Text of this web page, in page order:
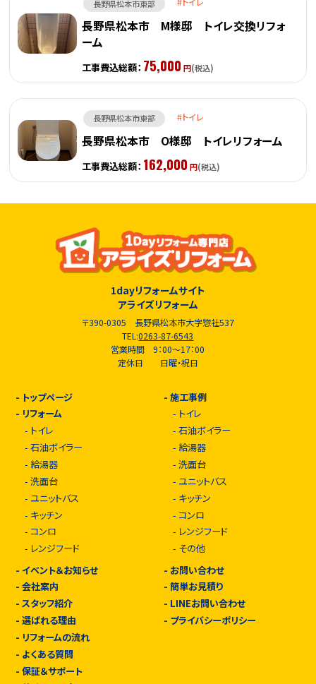
長野県松本市東部
長野県松本市 M様邸 トイレ交換リフォ
ーム
工事費込総額： 75,000 円(税込)
長野県松本市東部 トイレ
長野県松本市 O様邸 トイレリフォーム
工事費込総額： 162,000 円(税込)
1dayリフォームサイト
アライズリフォーム
〒390-0305 長野県松本市大字惣社537
TEL:0263-87-6543
営業時間 9：00～17：00
定休日 日曜・祝日
- トップページ
- リフォーム
- トイレ
- 石油ボイラー
- 給湯器
- 洗面台
- ユニットバス
- キッチン
- コンロ
- レンジフード
-施工事例
- トイレ
-石油ボイラー
-給湯器
-洗面台
- ユニットバス
- キッチン
- コンロ
- レンジフード
- その他
- イベント＆お知らせ
- 会社案内
- スタッフ紹介
- 選ばれる理由
- リフォームの流れ
- よくある質問
- 保証＆サポート
- お問い合わせ
-簡単お見積り
- LINEお問い合わせ
- プライバシーポリシー